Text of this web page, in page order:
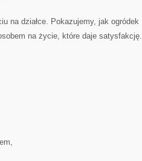
na działce. Pokazujemy, jak ogródek
na życie, które daje satysfakcję.